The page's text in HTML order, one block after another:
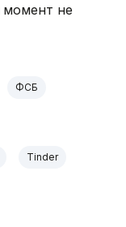
момент не
ФСБ
Tinder